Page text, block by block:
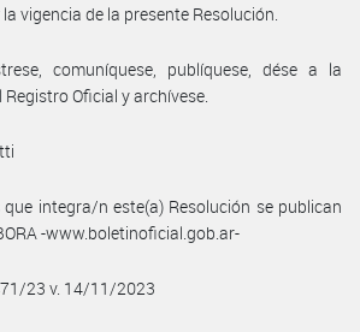
vigencia de la presente Resolución.
comuníquese, publíquese, dése a la
Oficial y archívese.
integra/n este(a) Resolución se publican
-www.boletinoficial.gob.ar-
23 v. 14/11/2023